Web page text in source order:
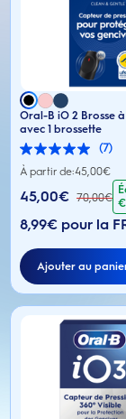
Oral-B iO 2 Brosse
avec 1 brossette
(7)
5.0
sur
étoiles.
avis
À partir de:45,00€
45,00€ 70,00€ €
8,99€ pour la
Ajouter au